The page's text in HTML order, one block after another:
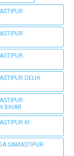
DELHI
BIHAR
KI
SAMASTIPUR